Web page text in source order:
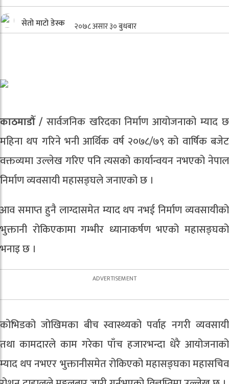
सेतो माटो डेस्क २०७८ असार ३० बुधबार
काठमाडौँ /सार्वजनिक खरिदका निर्माण आयोजनाको म्याद छ
महिना थप गरिने भनी आर्थिक वर्ष २०७८/७९ को वार्षिक बजेट
वक्तव्यमा उल्लेख गरिए पनि त्यसको कार्यान्वयन नभएको नेपाल
निर्माण व्यवसायी महासङ्घले जनाएको छ ।
आव समाप्त हुनै लाग्दासमेत म्याद थप नभई निर्माण व्यवसायीको
भुक्तानी रोकिएकामा गम्भीर ध्यानाकर्षण भएको महासङ्घको
भनाइ छ ।
कोभिडको जोखिमका बीच स्वास्थ्यको पर्वाह नगरी व्यवसायी
तथा कामदारले काम गरेका पाँच हजारभन्दा धेरै आयोजनाको
म्याद थप नभएर भुक्तानीसमेत रोकिएको महासङ्घका महासचिव